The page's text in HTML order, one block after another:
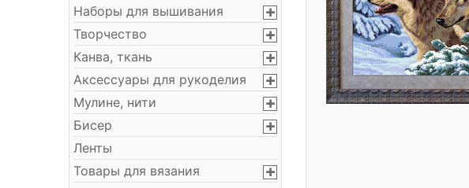
Наборы для вышивания
Творчество
Канва, ткань
Аксессуары для рукоделия
Мулине, нити
Бисер
Ленты
Товары для вязания